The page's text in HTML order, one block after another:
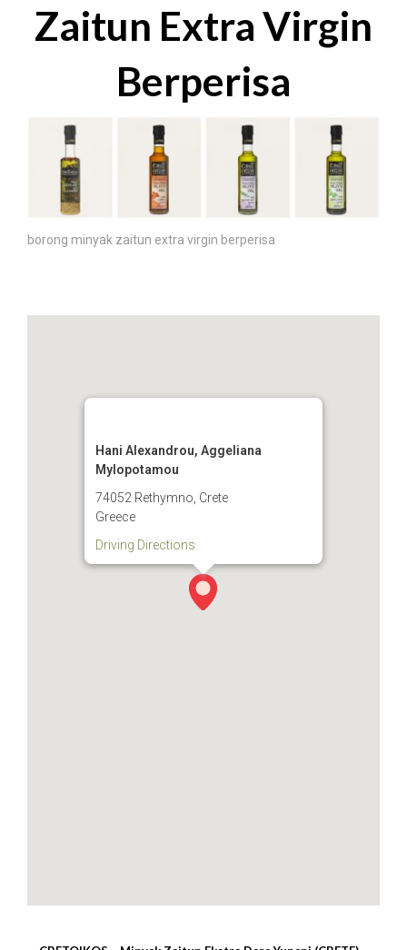
Zaitun Extra Virgin
Berperisa
borong minyak zaitun extra virgin berperisa
Hani Alexandrou, Aggeliana
Mylopotamou
74052 Rethymno, Crete
Greece
Driving Directions